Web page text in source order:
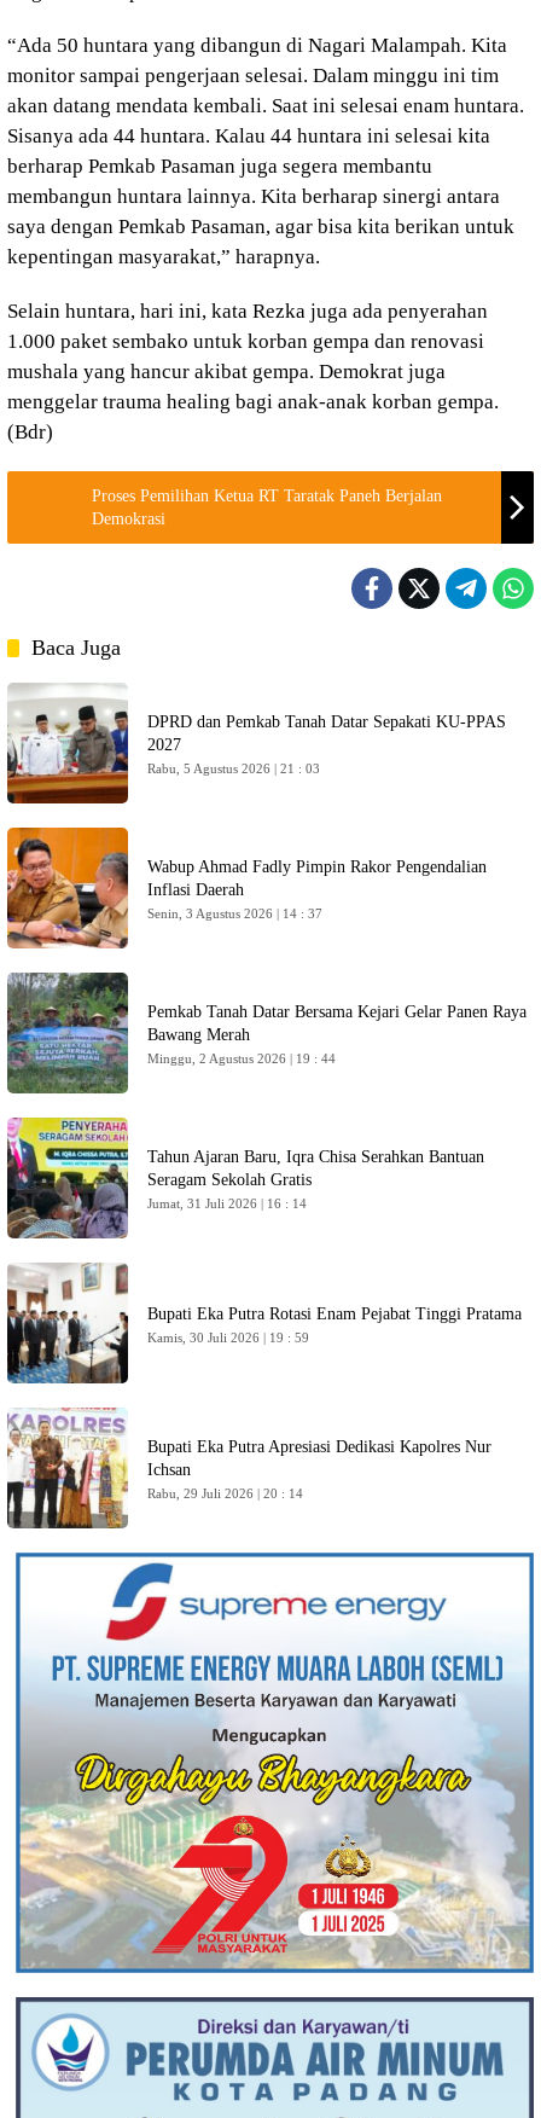
“Ada 50 huntara yang dibangun di Nagari Malampah. Kita
monitor sampai pengerjaan selesai. Dalam minggu ini tim
akan datang mendata kembali. Saat ini selesai enam huntara.
Sisanya ada 44 huntara. Kalau 44 huntara ini selesai kita
berharap Pemkab Pasaman juga segera membantu
membangun huntara lainnya. Kita berharap sinergi antara
saya dengan Pemkab Pasaman, agar bisa kita berikan untuk
kepentingan masyarakat,” harapnya.
Selain huntara, hari ini, kata Rezka juga ada penyerahan
1.000 paket sembako untuk korban gempa dan renovasi
mushala yang hancur akibat gempa. Demokrat juga
menggelar trauma healing bagi anak-anak korban gempa.
(Bdr)
Proses Pemilihan Ketua RT Taratak Paneh Berjalan
Demokrasi
Baca Juga
DPRD dan Pemkab Tanah Datar Sepakati KU-PPAS
2027
Rabu, 5 Agustus 2026 | 21 : 03
Wabup Ahmad Fadly Pimpin Rakor Pengendalian
Inflasi Daerah
Senin, 3 Agustus 2026 | 14 : 37
Pemkab Tanah Datar Bersama Kejari Gelar Panen Raya
Bawang Merah
Minggu, 2 Agustus 2026 | 19 : 44
Tahun Ajaran Baru, Iqra Chisa Serahkan Bantuan
Seragam Sekolah Gratis
Jumat, 31 Juli 2026 | 16 : 14
Bupati Eka Putra Rotasi Enam Pejabat Tinggi Pratama
Kamis, 30 Juli 2026 | 19 : 59
Bupati Eka Putra Apresiasi Dedikasi Kapolres Nur
Ichsan
Rabu, 29 Juli 2026 | 20 : 14